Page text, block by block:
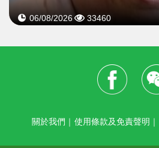
06/08/2026 33460
關於我們 ｜ 使用條款及免責聲明 ｜